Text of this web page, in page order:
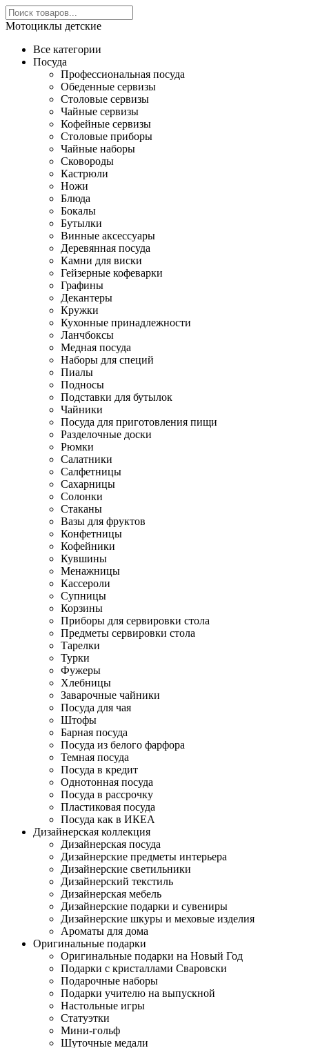
Мотоциклы детские
Все категории
Посуда
Профессиональная посуда
Обеденные сервизы
Столовые сервизы
Чайные сервизы
Кофейные сервизы
Столовые приборы
Чайные наборы
Сковороды
Кастрюли
Ножи
Блюда
Бокалы
Бутылки
Винные аксессуары
Деревянная посуда
Камни для виски
Гейзерные кофеварки
Графины
Декантеры
Кружки
Кухонные принадлежности
Ланчбоксы
Медная посуда
Наборы для специй
Пиалы
Подносы
Подставки для бутылок
Чайники
Посуда для приготовления пищи
Разделочные доски
Рюмки
Салатники
Салфетницы
Сахарницы
Солонки
Стаканы
Вазы для фруктов
Конфетницы
Кофейники
Кувшины
Менажницы
Кассероли
Супницы
Корзины
Приборы для сервировки стола
Предметы сервировки стола
Тарелки
Турки
Фужеры
Хлебницы
Заварочные чайники
Посуда для чая
Штофы
Барная посуда
Посуда из белого фарфора
Темная посуда
Посуда в кредит
Однотонная посуда
Посуда в рассрочку
Пластиковая посуда
Посуда как в ИКЕА
Дизайнерская коллекция
Дизайнерская посуда
Дизайнерские предметы интерьера
Дизайнерские светильники
Дизайнерский текстиль
Дизайнерская мебель
Дизайнерские подарки и сувениры
Дизайнерские шкуры и меховые изделия
Ароматы для дома
Оригинальные подарки
Оригинальные подарки на Новый Год
Подарки с кристаллами Сваровски
Подарочные наборы
Подарки учителю на выпускной
Настольные игры
Статуэтки
Мини-гольф
Шуточные медали